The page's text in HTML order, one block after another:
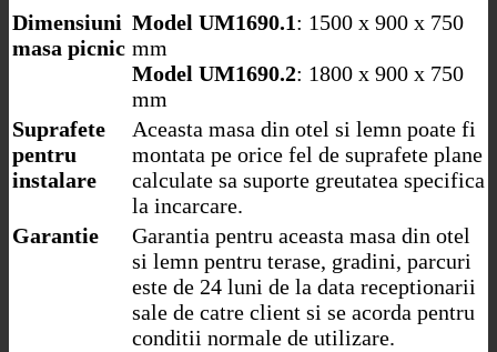
Dimensiuni
masa picnic
Model UM1690.1: 1500 x 900 x 750
mm
Model UM1690.2: 1800 x 900 x 750
mm
Suprafete
pentru
instalare
Aceasta masa din otel si lemn poate fi
montata pe orice fel de suprafete plane
calculate sa suporte greutatea specifica
la incarcare.
Garantie
Garantia pentru aceasta masa din otel
si lemn pentru terase, gradini, parcuri
este de 24 luni de la data receptionarii
sale de catre client si se acorda pentru
conditii normale de utilizare.